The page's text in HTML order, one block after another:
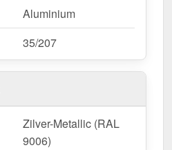
Aluminium
35/207
Zilver-Metallic (RAL
9006)